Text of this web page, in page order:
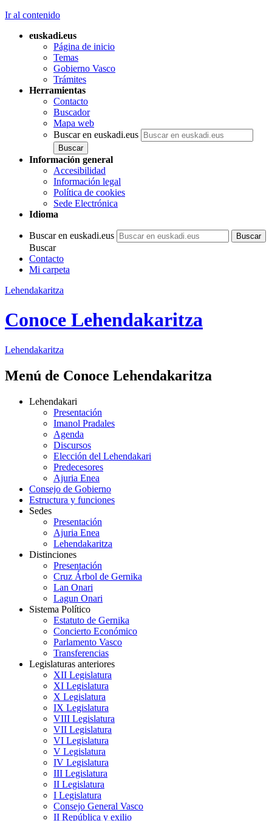
Ir al contenido
euskadi.eus
Página de inicio
Temas
Gobierno Vasco
Trámites
Herramientas
Contacto
Buscador
Mapa web
Buscar en euskadi.eus
Información general
Accesibilidad
Información legal
Política de cookies
Sede Electrónica
Idioma
Buscar en euskadi.eus
Buscar
Contacto
Mi carpeta
Lehendakaritza
Conoce Lehendakaritza
Lehendakaritza
Menú de Conoce Lehendakaritza
Lehendakari
Presentación
Imanol Pradales
Agenda
Discursos
Elección del Lehendakari
Predecesores
Ajuria Enea
Consejo de Gobierno
Estructura y funciones
Sedes
Presentación
Ajuria Enea
Lehendakaritza
Distinciones
Presentación
Cruz Árbol de Gernika
Lan Onari
Lagun Onari
Sistema Político
Estatuto de Gernika
Concierto Económico
Parlamento Vasco
Transferencias
Legislaturas anteriores
XII Legislatura
XI Legislatura
X Legislatura
IX Legislatura
VIII Legislatura
VII Legislatura
VI Legislatura
V Legislatura
IV Legislatura
III Legislatura
II Legislatura
I Legislatura
Consejo General Vasco
II República y exilio